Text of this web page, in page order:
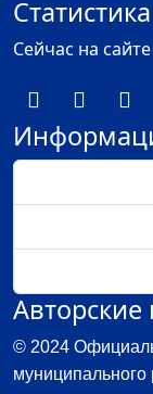
Статистика
Сейчас на
Авторские
© 2024